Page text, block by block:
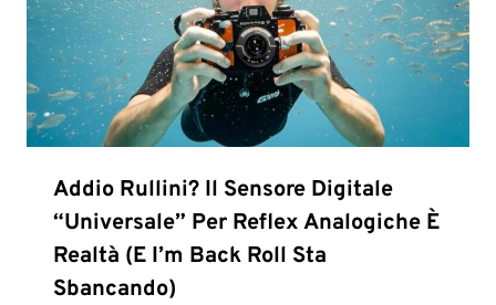
Addio Rullini? Il Sensore Digitale
“universale” Per Reflex Analogiche È
Realtà (e I’m Back Roll Sta
Sbancando)